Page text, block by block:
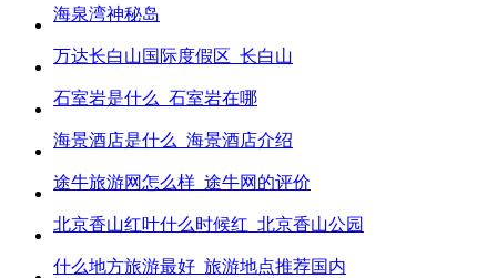
海泉湾神秘岛
万达长白山国际度假区_长白山
石室岩是什么_石室岩在哪
海景酒店是什么_海景酒店介绍
途牛旅游网怎么样_途牛网的评价
北京香山红叶什么时候红_北京香山公园
什么地方旅游最好_旅游地点推荐国内